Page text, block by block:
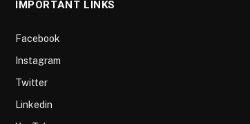
IMPORTANT LINKS
Facebook
Instagram
Twitter
Linkedin